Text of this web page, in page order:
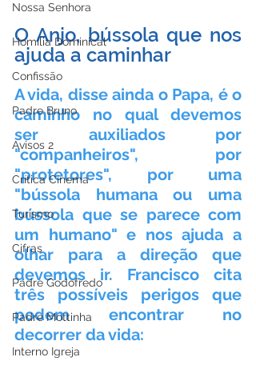
Nossa Senhora
Homilia Dominical
Confissão
Padre Bruno
Avisos 2
Crítica Cinema
Turismo
Cifras
Padre Godofredo
Padre Mottinha
Interno Igreja
O Anjo, bússola que nos
ajuda a caminhar
A vida, disse ainda o Papa, é o
caminho no qual devemos
ser auxiliados por
"companheiros", por
"protetores", por uma
"bússola humana ou uma
bússola que se parece com
um humano" e nos ajuda a
olhar para a direção que
devemos ir. Francisco cita
três possíveis perigos que
podem encontrar no
decorrer da vida: